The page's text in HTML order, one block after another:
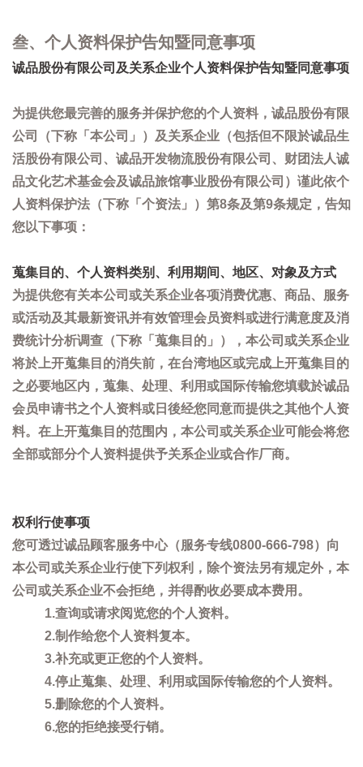
叁、个人资料保护告知暨同意事项
诚品股份有限公司及关系企业个人资料保护告知暨同意事项
为提供您最完善的服务并保护您的个人资料，诚品股份有限
公司（下称「本公司」）及关系企业（包括但不限於诚品生
活股份有限公司、诚品开发物流股份有限公司、财团法人诚
品文化艺术基金会及诚品旅馆事业股份有限公司）谨此依个
人资料保护法（下称「个资法」）第8条及第9条规定，告知
您以下事项：
蒐集目的、个人资料类别、利用期间、地区、对象及方式
为提供您有关本公司或关系企业各项消费优惠、商品、服务
或活动及其最新资讯并有效管理会员资料或进行满意度及消
费统计分析调查（下称「蒐集目的」），本公司或关系企业
将於上开蒐集目的消失前，在台湾地区或完成上开蒐集目的
之必要地区内，蒐集、处理、利用或国际传输您填载於诚品
会员申请书之个人资料或日後经您同意而提供之其他个人资
料。在上开蒐集目的范围内，本公司或关系企业可能会将您
全部或部分个人资料提供予关系企业或合作厂商。
权利行使事项
您可透过诚品顾客服务中心（服务专线0800-666-798）向
本公司或关系企业行使下列权利，除个资法另有规定外，本
公司或关系企业不会拒绝，并得酌收必要成本费用。
1.查询或请求阅览您的个人资料。
2.制作给您个人资料复本。
3.补充或更正您的个人资料。
4.停止蒐集、处理、利用或国际传输您的个人资料。
5.删除您的个人资料。
6.您的拒绝接受行销。